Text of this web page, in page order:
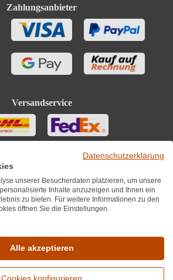
Zahlungsanbieter
Versandservice
Datenschutzerklärung
unserer Besucherdaten platzieren, um unsere
Inhalte anzuzeigen und Ihnen ein
zu bieten. Für weitere Informationen zu den
öffnen Sie die Einstellungen.
Alle akzeptieren